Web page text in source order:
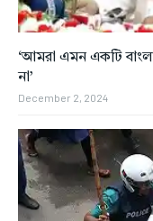
‘‌আমরা এমন একটি
না’
December 2, 2024